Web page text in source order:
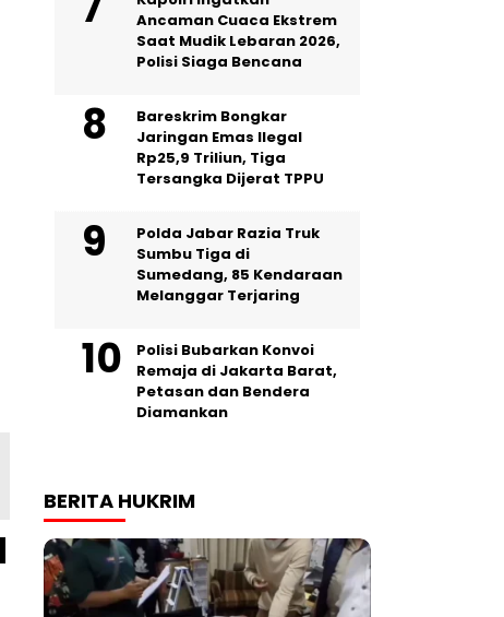
Ancaman Cuaca Ekstrem
Saat Mudik Lebaran 2026,
Polisi Siaga Bencana
Bareskrim Bongkar
Jaringan Emas Ilegal
Rp25,9 Triliun, Tiga
Tersangka Dijerat TPPU
Polda Jabar Razia Truk
Sumbu Tiga di
Sumedang, 85 Kendaraan
Melanggar Terjaring
Polisi Bubarkan Konvoi
Remaja di Jakarta Barat,
Petasan dan Bendera
Diamankan
BERITA HUKRIM